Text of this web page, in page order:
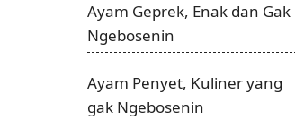
Ayam Geprek, Enak dan Gak
Ngebosenin
Ayam Penyet, Kuliner yang
gak Ngebosenin